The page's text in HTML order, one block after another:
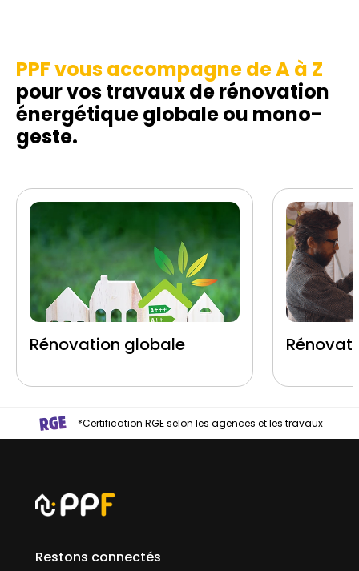
PPF vous accompagne de A à Z
pour vos travaux de rénovation
énergétique globale ou mono-
geste.
Rénovation globale
*Certification RGE selon les agences et les travaux
Restons connectés